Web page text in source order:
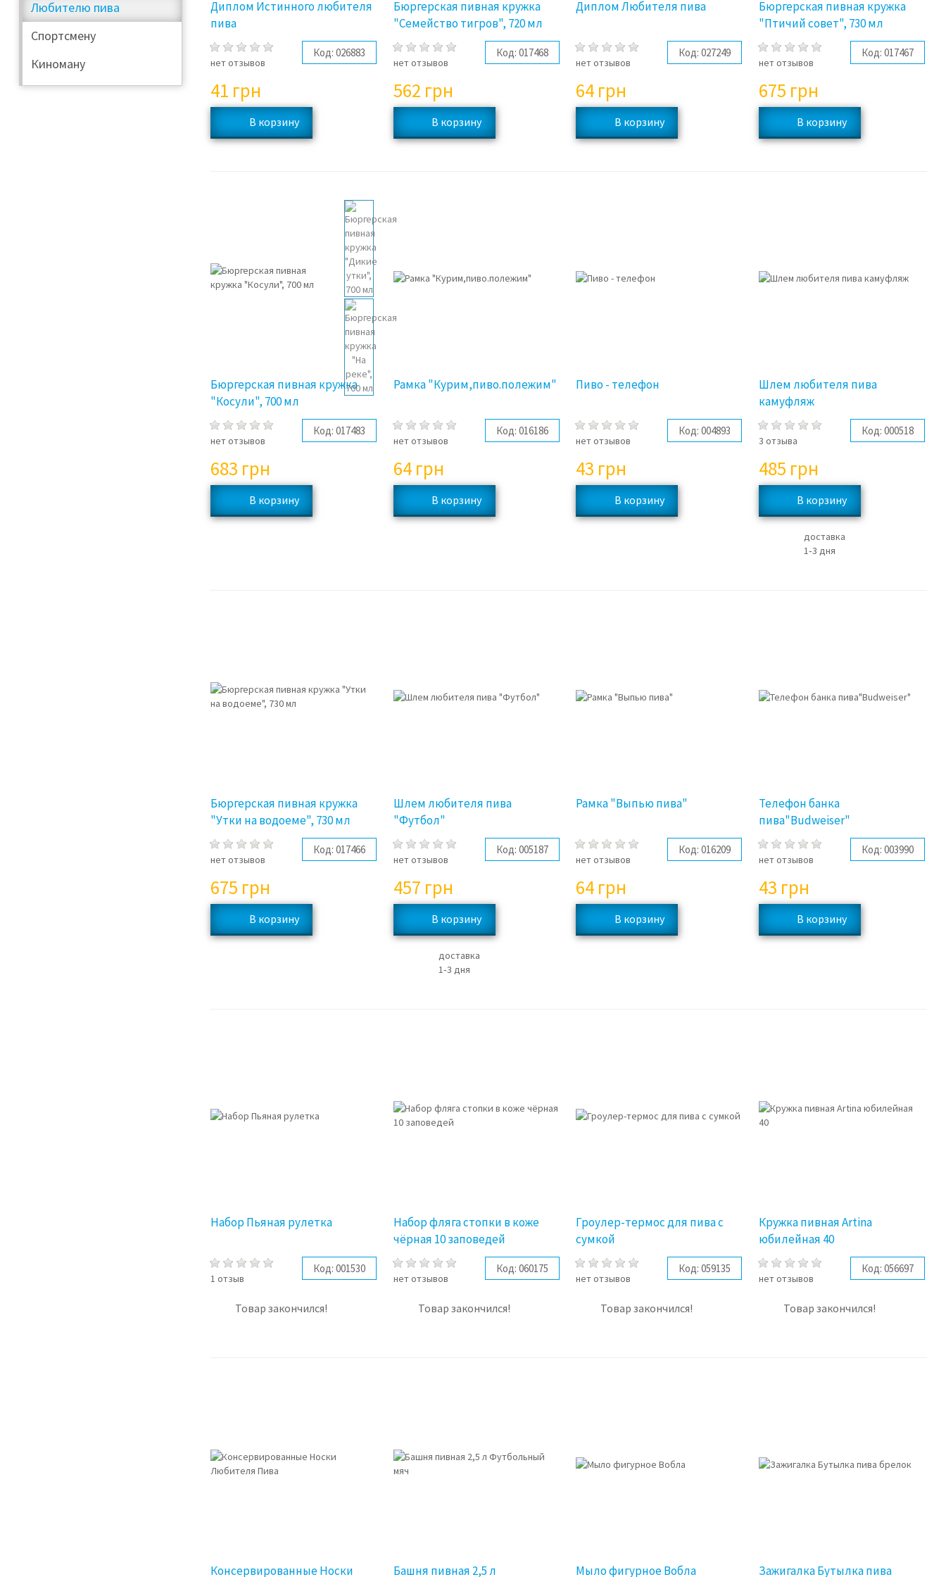
Любителю пива
Спортсмену
Киноману
Диплом Истинного любителя
пива
нет отзывов
Код: 026883
41 грн
Бюргерская пивная кружка
"Семейство тигров", 720 мл
нет отзывов
Код: 017468
562 грн
Диплом Любителя пива
нет отзывов
Код: 027249
64 грн
Бюргерская пивная кружка
"Птичий совет", 730 мл
нет отзывов
Код: 017467
675 грн
Бюргерская пивная кружка
"Косули", 700 мл
нет отзывов
Код: 017483
683 грн
Рамка "Курим,пиво.полежим"
нет отзывов
Код: 016186
64 грн
Пиво - телефон
нет отзывов
Код: 004893
43 грн
Шлем любителя пива
камуфляж
3 отзыва
Код: 000518
485 грн
доставка
1‑3 дня
Бюргерская пивная кружка
"Утки на водоеме", 730 мл
нет отзывов
Код: 017466
675 грн
Шлем любителя пива
"Футбол"
нет отзывов
Код: 005187
457 грн
доставка
1‑3 дня
Рамка "Выпью пива"
нет отзывов
Код: 016209
64 грн
Телефон банка
пива"Budweiser"
нет отзывов
Код: 003990
43 грн
Набор Пьяная рулетка
1 отзыв
Код: 001530
Товар закончился!
Набор фляга стопки в коже
чёрная 10 заповедей
нет отзывов
Код: 060175
Товар закончился!
Гроулер-термос для пива с
сумкой
нет отзывов
Код: 059135
Товар закончился!
Кружка пивная Artina
юбилейная 40
нет отзывов
Код: 056697
Товар закончился!
Консервированные Носки Башня пивная 2,5 л Мыло фигурное Вобла Зажигалка Бутылка пива